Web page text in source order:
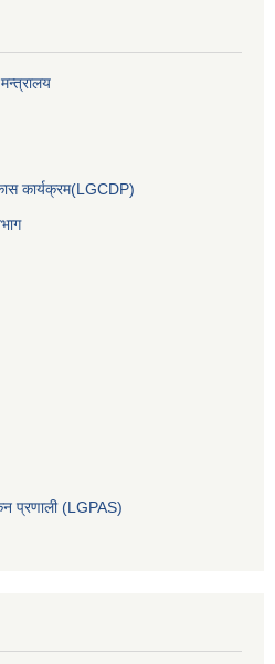
कार्यक्रम(LGCDP)
प्रणाली (LGPAS)